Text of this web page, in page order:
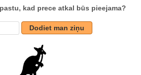
kad prece atkal būs pieejama?
Dodiet man ziņu